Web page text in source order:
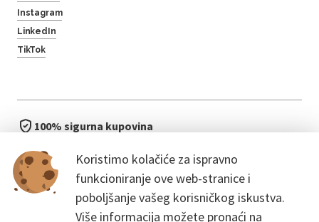
Koristimo kolačiće za ispravno
funkcioniranje ove web-stranice i
poboljšanje vašeg korisničkog iskustva.
Više informacija možete pronaći na
Instagram
LinkedIn
TikTok
100% sigurna kupovina
bez čekanja u redu